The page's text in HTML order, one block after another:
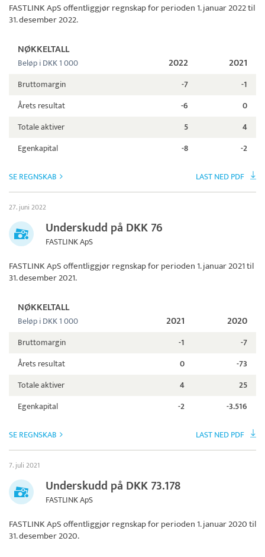
FASTLINK ApSoffentliggjør regnskap for perioden 1. januar 2022 til
31. desember 2022.
NØKKELTALL
Beløp i DKK 1 000 2022 2021
Bruttomargin -7
-1
Årets resultat
-6
0
Totale aktiver
5
4
Egenkapital
-8 -2
SE REGNSKAB LAST NED PDF
27. juni 2022
Underskudd på DKK 76
FASTLINK ApS
FASTLINK ApSoffentliggjør regnskap for perioden 1. januar 2021 til
31. desember 2021.
NØKKELTALL
Beløp i DKK 1 000 2021 2020
Bruttomargin -1
-7
Årets resultat
0
-73
Totale aktiver
4
25
Egenkapital
-2 -3.516
SE REGNSKAB LAST NED PDF
7. juli 2021
Underskudd på DKK 73.178
FASTLINK ApS
FASTLINK ApSoffentliggjør regnskap for perioden 1. januar 2020 til
31. desember 2020.